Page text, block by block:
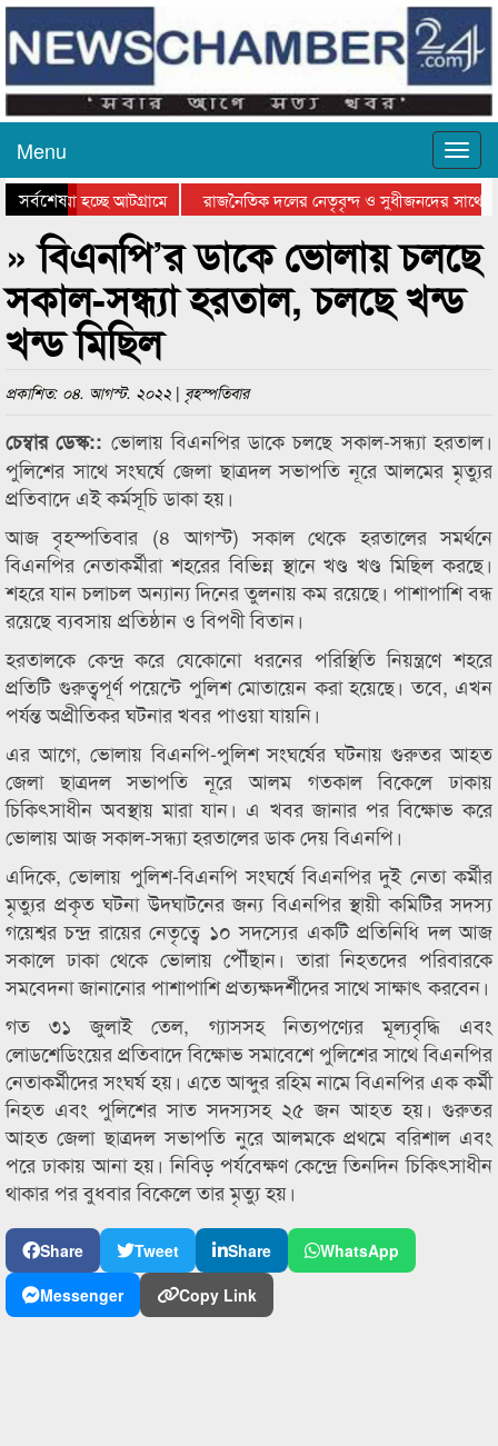
Menu
সর্বশেষ
যাওয়া হচ্ছে আটগ্রামে
রাজনৈতিক দলের নেতৃবৃন্দ ও সুধীজনদের সাথে
পুরস্কার বিতরণ সম্পন্ন
» বিএনপি’র ডাকে ভোলায় চলছে
সকাল-সন্ধ্যা হরতাল, চলছে খন্ড
খন্ড মিছিল
প্রকাশিত: ০৪. আগস্ট. ২০২২ | বৃহস্পতিবার
চেম্বার ডেস্ক:: ভোলায় বিএনপির ডাকে চলছে সকাল-সন্ধ্যা হরতাল।
পুলিশের সাথে সংঘর্ষে জেলা ছাত্রদল সভাপতি নূরে আলমের মৃত্যুর
প্রতিবাদে এই কর্মসূচি ডাকা হয়।
আজ বৃহস্পতিবার (৪ আগস্ট) সকাল থেকে হরতালের সমর্থনে
বিএনপির নেতাকর্মীরা শহরের বিভিন্ন স্থানে খণ্ড খণ্ড মিছিল করছে।
শহরে যান চলাচল অন্যান্য দিনের তুলনায় কম রয়েছে। পাশাপাশি বন্ধ
রয়েছে ব্যবসায় প্রতিষ্ঠান ও বিপণী বিতান।
হরতালকে কেন্দ্র করে যেকোনো ধরনের পরিস্থিতি নিয়ন্ত্রণে শহরে
প্রতিটি গুরুত্বপূর্ণ পয়েন্টে পুলিশ মোতায়েন করা হয়েছে। তবে, এখন
পর্যন্ত অপ্রীতিকর ঘটনার খবর পাওয়া যায়নি।
এর আগে, ভোলায় বিএনপি-পুলিশ সংঘর্ষের ঘটনায় গুরুতর আহত
জেলা ছাত্রদল সভাপতি নূরে আলম গতকাল বিকেলে ঢাকায়
চিকিৎসাধীন অবস্থায় মারা যান। এ খবর জানার পর বিক্ষোভ করে
ভোলায় আজ সকাল-সন্ধ্যা হরতালের ডাক দেয় বিএনপি।
এদিকে, ভোলায় পুলিশ-বিএনপি সংঘর্ষে বিএনপির দুই নেতা কর্মীর
মৃত্যুর প্রকৃত ঘটনা উদঘাটনের জন্য বিএনপির স্থায়ী কমিটির সদস্য
গয়েশ্বর চন্দ্র রায়ের নেতৃত্বে ১০ সদস্যের একটি প্রতিনিধি দল আজ
সকালে ঢাকা থেকে ভোলায় পৌঁছান। তারা নিহতদের পরিবারকে
সমবেদনা জানানোর পাশাপাশি প্রত্যক্ষদর্শীদের সাথে সাক্ষাৎ করবেন।
গত ৩১ জুলাই তেল, গ্যাসসহ নিত্যপণ্যের মূল্যবৃদ্ধি এবং
লোডশেডিংয়ের প্রতিবাদে বিক্ষোভ সমাবেশে পুলিশের সাথে বিএনপির
নেতাকর্মীদের সংঘর্ষ হয়। এতে আব্দুর রহিম নামে বিএনপির এক কর্মী
নিহত এবং পুলিশের সাত সদস্যসহ ২৫ জন আহত হয়। গুরুতর
আহত জেলা ছাত্রদল সভাপতি নুরে আলমকে প্রথমে বরিশাল এবং
পরে ঢাকায় আনা হয়। নিবিড় পর্যবেক্ষণ কেন্দ্রে তিনদিন চিকিৎসাধীন
থাকার পর বুধবার বিকেলে তার মৃত্যু হয়।
Share Tweet Share
WhatsApp
Messenger
Copy Link